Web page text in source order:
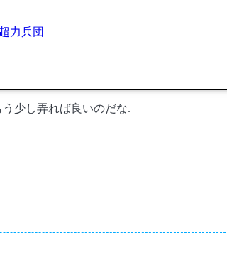
力兵団
少し弄れば良いのだな.